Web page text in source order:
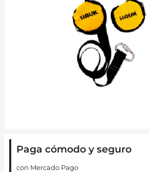
Paga cómodo y seguro
con Mercado Pago